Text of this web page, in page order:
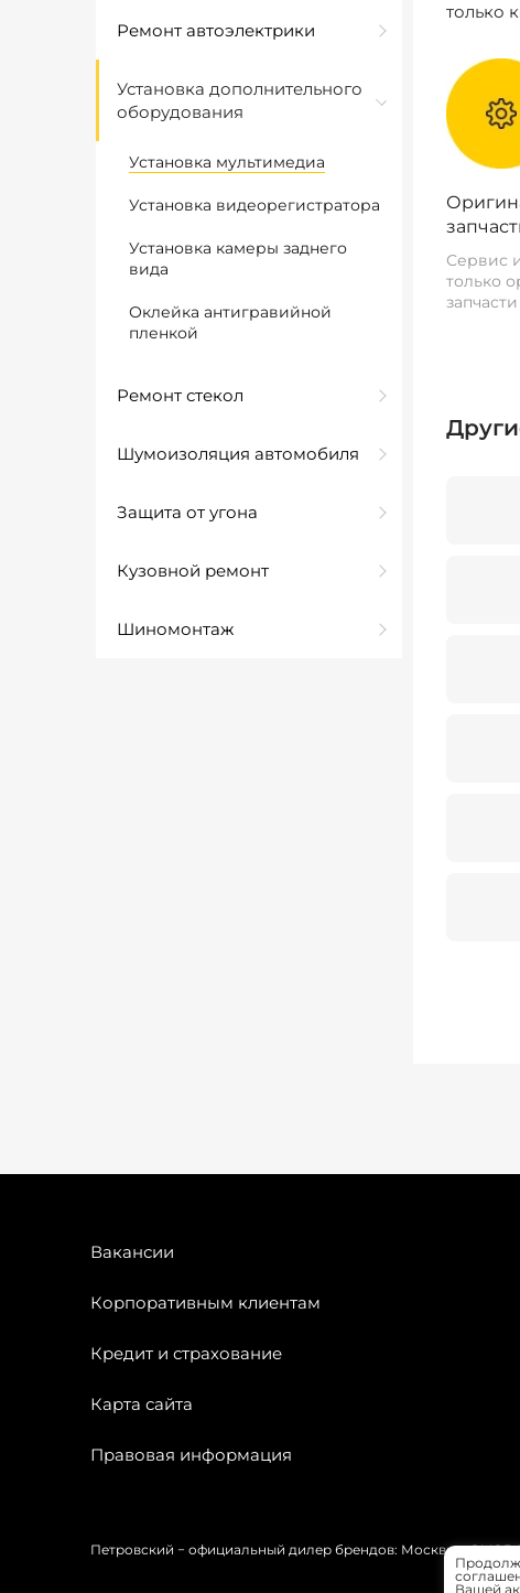
Ремонт автоэлектрики
Установка дополнительного
оборудования
Установка мультимедиа
Установка видеорегистратора
Установка камеры заднего
вида
Оклейка антигравийной
пленкой
Ремонт стекол
Шумоизоляция автомобиля
Защита от угона
Кузовной ремонт
Шиномонтаж
только
Сервис
только
запчасти
Вакансии
Корпоративным клиентам
Кредит и страхование
Карта сайта
Правовая информация
Петровский − официальный дилер брендов: Москвич,
Вашей